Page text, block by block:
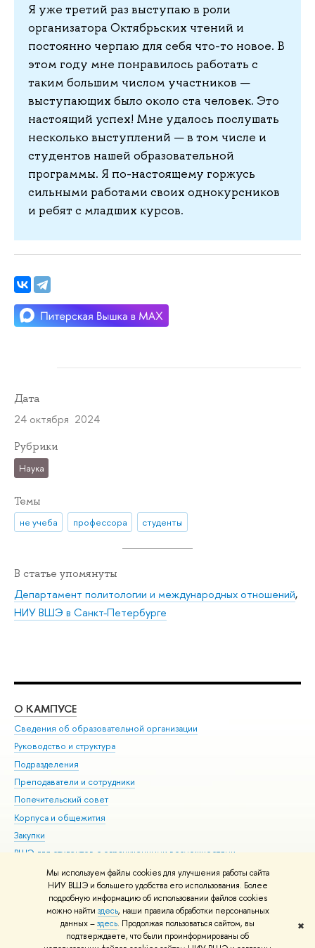
Мы используем файлы cookies для улучшения работы сайта
НИУ ВШЭ и большего удобства его использования. Более
подробную информацию об использовании файлов cookies
можно найти здесь, наши правила обработки персональных
данных –здесь. Продолжая пользоваться сайтом, вы
подтверждаете, что были проинформированы об
✖
Я уже третий раз выступаю в роли
организатора Октябрьских чтений и
постоянно черпаю для себя что-то новое. В
этом году мне понравилось работать с
таким большим числом участников —
выступающих было около ста человек. Это
настоящий успех! Мне удалось послушать
несколько выступлений — в том числе и
студентов нашей образовательной
программы. Я по-настоящему горжусь
сильными работами своих однокурсников
и ребят с младших курсов.
Дата
24 октября 2024
Рубрики
Наука
Темы
не учеба профессора студенты
В статье упомянуты
Департамент политологии и международных отношений,
НИУ ВШЭ в Санкт-Петербурге
О КАМПУСЕ
Сведения об образовательной организации
Руководство и структура
Подразделения
Преподаватели и сотрудники
Попечительский совет
Корпуса и общежития
Закупки
ВШЭ для студентов с ограниченными возможностями
здоровья и инвалидностью
Версия для слабовидящих
Единая платежная страница